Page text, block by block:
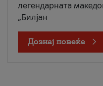
легендарната
„Билјан
Дознај повеќе